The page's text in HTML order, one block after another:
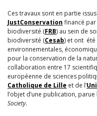
Ces travaux sont en partie
JustConservation financé
biodiversité (FRB) au sein de
biodiversité (Cesab) et ont
environnementales,
pour la conservation de la
collaboration entre 17
européenne de sciences
Catholique de Lille et de l’
l’objet d’une publication, parue
Society.